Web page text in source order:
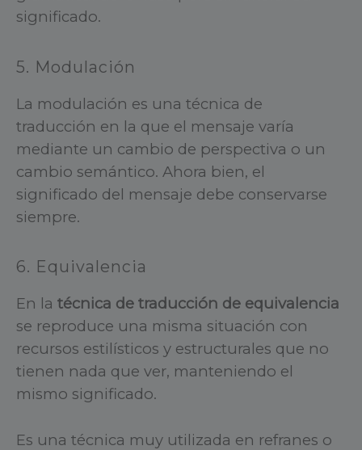
significado.
5. Modulación
La modulación es una técnica de
traducción en la que el mensaje varía
mediante un cambio de perspectiva o un
cambio semántico. Ahora bien, el
significado del mensaje debe conservarse
siempre.
6. Equivalencia
En la técnica de traducción de equivalencia
se reproduce una misma situación con
recursos estilísticos y estructurales que no
tienen nada que ver, manteniendo el
mismo significado.
Es una técnica muy utilizada en refranes o